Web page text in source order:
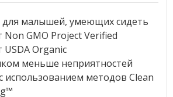
для малышей, умеющих сидеть
Non GMO Project Verified
Organic
меньше неприятностей
методов Clean